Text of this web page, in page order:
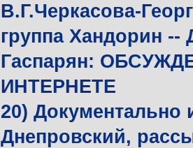
В.Г.Черкасова-
группа Хандорин --
Гаспарян:
ИНТЕРНЕТЕ
20)
Днепровский,